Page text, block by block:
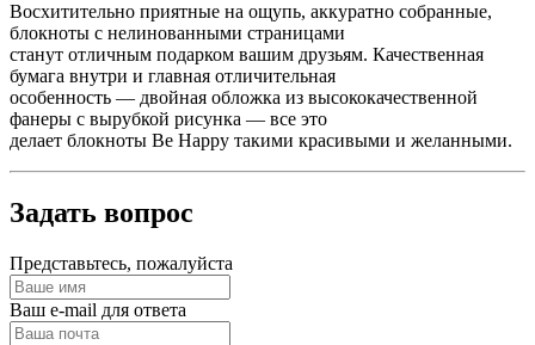
Восхитительно приятные на ощупь, аккуратно собранные,
блокноты с нелинованными страницами
станут отличным подарком вашим друзьям. Качественная
бумага внутри и главная отличительная
особенность — двойная обложка из высококачественной
фанеры с вырубкой рисунка — все это
делает блокноты Be Happy такими красивыми и желанными.
Задать вопрос
Представьтесь, пожалуйста
Ваш e-mail для ответа